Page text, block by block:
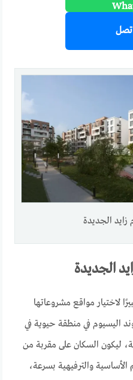
زايد الجديدة
الجديدة
لاختيار مواقع مشروعاتها
اليسيوم في منطقة حيوية في
ليكون السكان على مقربة من
والترفيهية بسرعة،